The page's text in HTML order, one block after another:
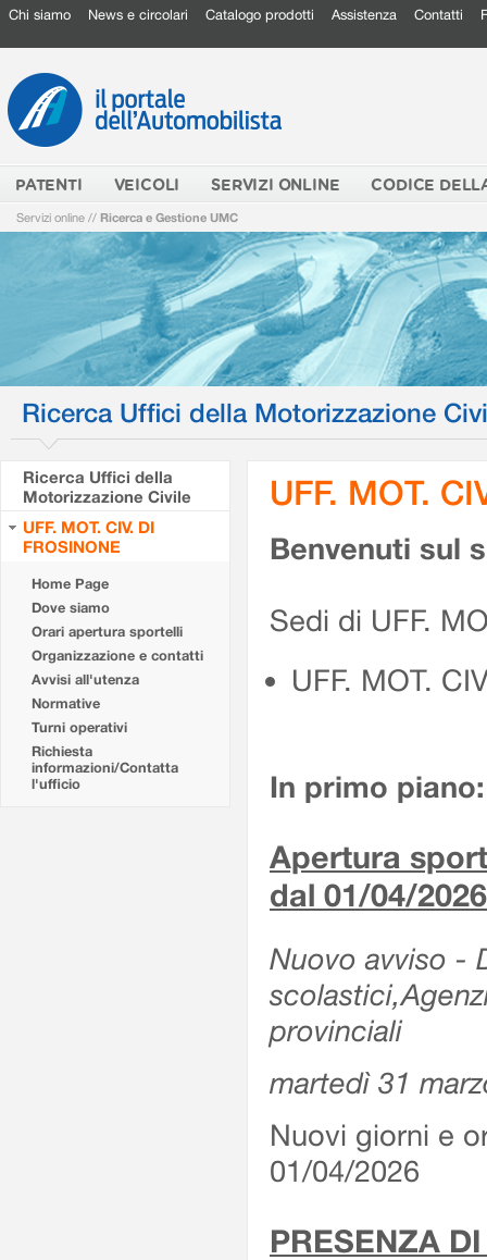
Chi siamo News e circolari Catalogo prodotti Assistenza Contatti
PATENTI VEICOLI SERVIZI ONLINE CODICE
Servizi online // Ricerca e Gestione UMC
Ricerca Uffici della Motorizzazione
Ricerca Uffici della
Motorizzazione Civile
UFF. MOT. CIV. DI
FROSINONE
Home Page
Dove siamo
Orari apertura sportelli
Organizzazione e contatti
Avvisi all'utenza
Normative
Turni operativi
Richiesta
informazioni/Contatta
l'ufficio
UFF. MOT.
Benvenuti sul
Sedi di UFF.
UFF. MOT.
In primo piano:
Apertura
dal 01/04/2026
Nuovo avviso -
provinciali
martedì 31
Nuovi giorni e
01/04/2026
PRESENZA